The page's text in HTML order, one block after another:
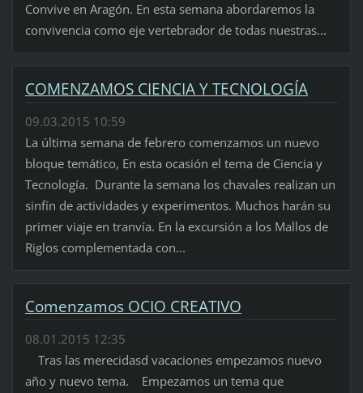
Convive en Aragón. En esta semana abordaremos la
convivencia como eje vertebrador de todas nuestras...
COMENZAMOS CIENCIA Y TECNOLOGÍA
09.03.2015 10:59
La última semana de febrero comenzamos un nuevo
bloque temático, En esta ocasión el tema de Ciencia y
Tecnología. Durante la semana los chavales realizan un
sinfín de actividades y experimentos. Muchos harán su
primer viaje en tranvía. En la excursión a los Mallos de
Riglos complementada con...
Comenzamos OCIO CREATIVO
08.01.2015 12:35
Tras las merecidasd vacaciones empezamos nuevo
año y nuevo tema. Empezamos un tema que